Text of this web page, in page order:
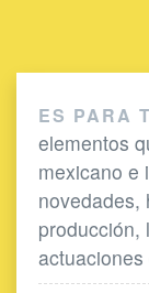
ES PARA
elementos
mexicano e
novedades,
producción,